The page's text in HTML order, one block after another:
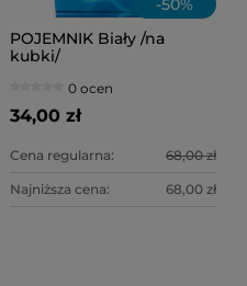
-50%
POJEMNIK Biały /na
kubki/
0 ocen
34,00 zł
Cena regularna: 68,00 zł
Najniższa cena: 68,00 zł